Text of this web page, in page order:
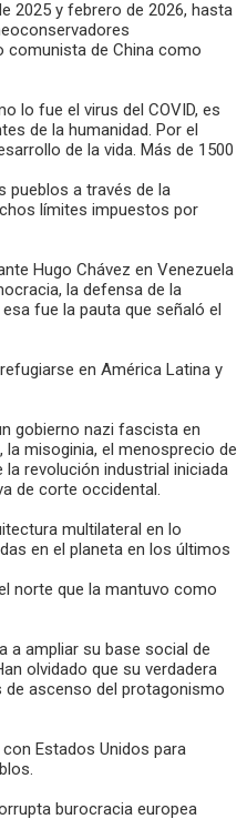
2025 y febrero de 2026, hasta
comunista de China como
lo fue el virus del COVID, es
de la humanidad. Por el
de la vida. Más de 1500
pueblos a través de la
límites impuestos por
Hugo Chávez en Venezuela
la defensa de la
fue la pauta que señaló el
en América Latina y
gobierno nazi fascista en
misoginia, el menosprecio de
revolución industrial iniciada
de corte occidental.
multilateral en lo
en el planeta en los últimos
norte que la mantuvo como
a ampliar su base social de
olvidado que su verdadera
ascenso del protagonismo
Estados Unidos para
burocracia europea